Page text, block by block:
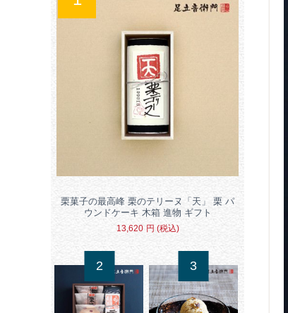
栗菓子の最高峰 栗のテリーヌ「天」 栗 パ
ウンドケーキ 木箱 進物 ギフト
13,620 円 (税込)